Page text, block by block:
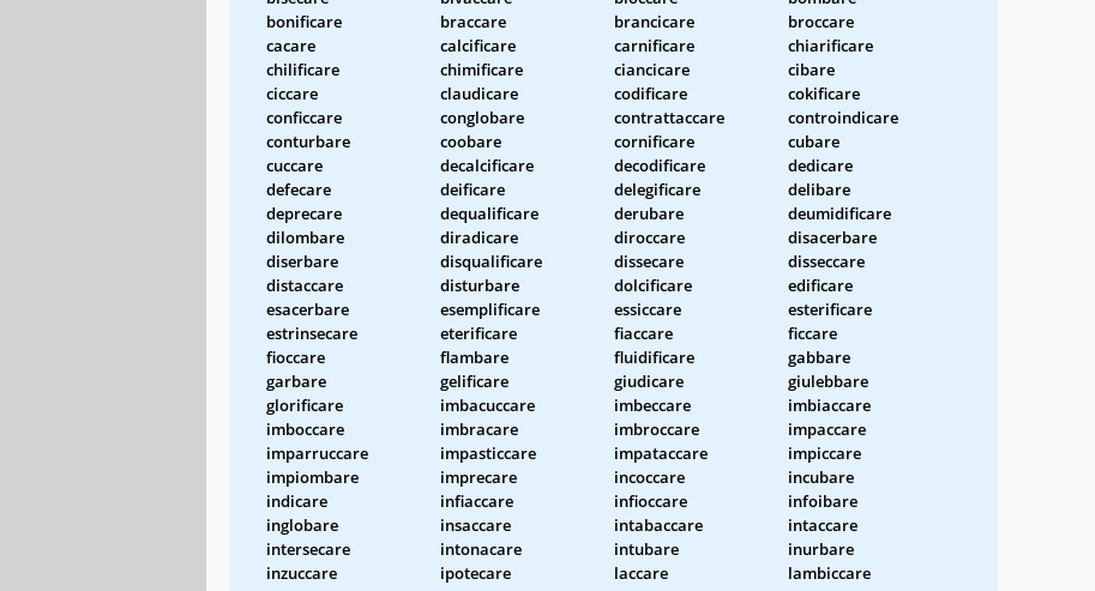
bonificare
braccare brancicare
broccare
cacare
calcificare carnificare
chiarificare
chilificare
chimificare ciancicare
cibare
ciccare
claudicare codificare
cokificare
conficcare
conglobare contrattaccare
controindicare
conturbare
coobare cornificare
cubare
cuccare
decalcificare decodificare
dedicare
defecare
deificare delegificare
delibare
deprecare
dequalificare derubare
deumidificare
dilombare
diradicare diroccare
disacerbare
diserbare
disqualificare dissecare
disseccare
distaccare
disturbare dolcificare
edificare
esacerbare
esemplificare essiccare
esterificare
estrinsecare
eterificare fiaccare
ficcare
fioccare
flambare fluidificare
gabbare
garbare
gelificare giudicare
giulebbare
glorificare
imbacuccare imbeccare
imbiaccare
imboccare
imbracare imbroccare
impaccare
imparruccare
impasticcare impataccare
impiccare
impiombare
imprecare incoccare
incubare
indicare
infiaccare infioccare
infoibare
inglobare
insaccare intabaccare
intaccare
intersecare
intonacare intubare
inurbare
inzuccare
ipotecare laccare
lambiccare